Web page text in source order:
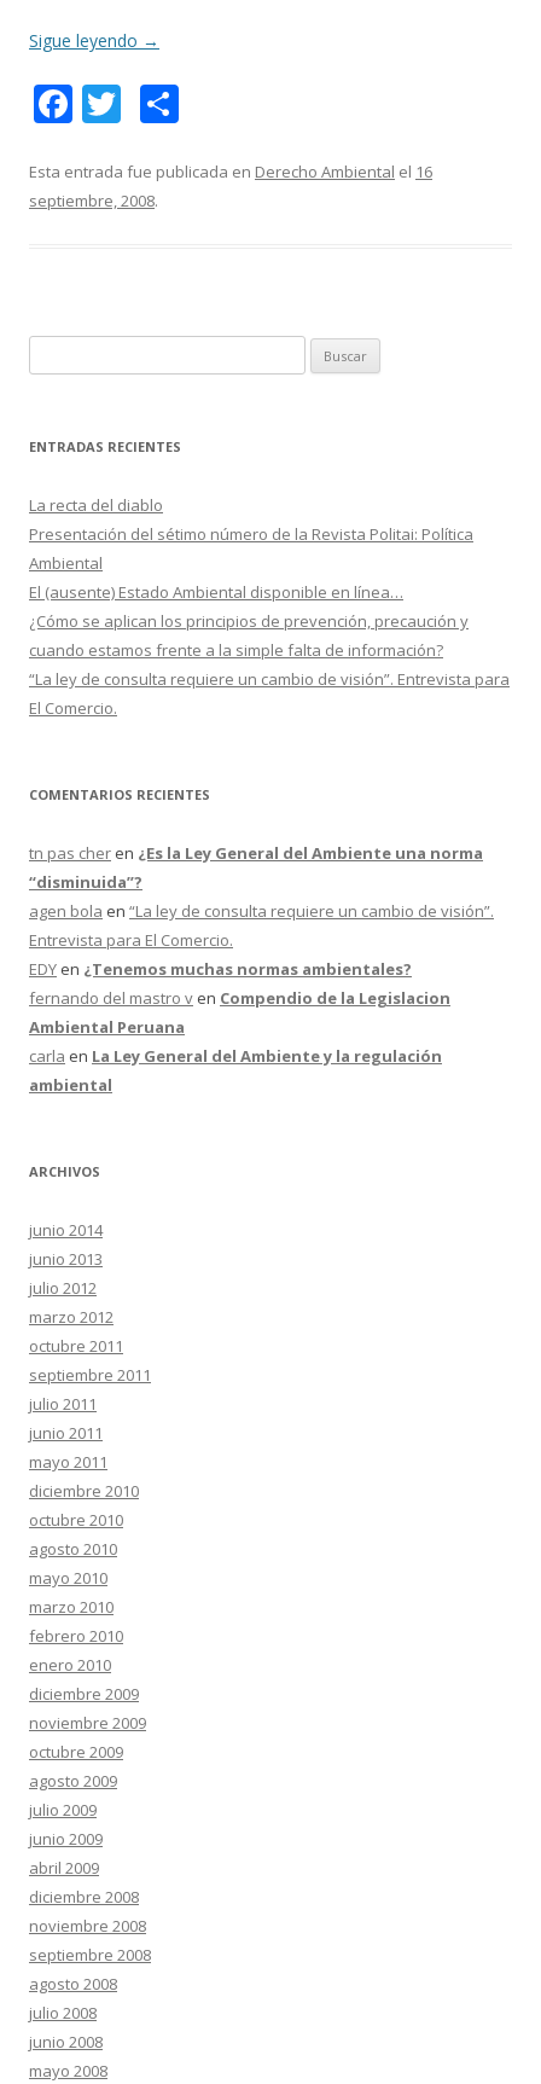
Sigue leyendo →
F
e
b
k
T
itt
er
m
r
Esta entrada fue publicada en Derecho Ambiental el 16
septiembre, 2008.
u
c
r
:
ENTRADAS RECIENTES
La recta del diablo
Presentación del sétimo número de la Revista Politai: Política
Ambiental
El (ausente) Estado Ambiental disponible en línea…
¿Cómo se aplican los principios de prevención, precaución y
cuando estamos frente a la simple falta de información?
“La ley de consulta requiere un cambio de visión”. Entrevista para
El Comercio.
COMENTARIOS RECIENTES
tn pas cher en ¿Es la Ley General del Ambiente una norma
“disminuida”?
agen bola en “La ley de consulta requiere un cambio de visión”.
Entrevista para El Comercio.
EDY en ¿Tenemos muchas normas ambientales?
fernando del mastro v en Compendio de la Legislacion
Ambiental Peruana
carla en La Ley General del Ambiente y la regulación
ambiental
ARCHIVOS
junio 2014
junio 2013
julio 2012
marzo 2012
octubre 2011
septiembre 2011
julio 2011
junio 2011
mayo 2011
diciembre 2010
octubre 2010
agosto 2010
mayo 2010
marzo 2010
febrero 2010
enero 2010
diciembre 2009
noviembre 2009
octubre 2009
agosto 2009
julio 2009
junio 2009
abril 2009
diciembre 2008
noviembre 2008
septiembre 2008
agosto 2008
julio 2008
junio 2008
mayo 2008